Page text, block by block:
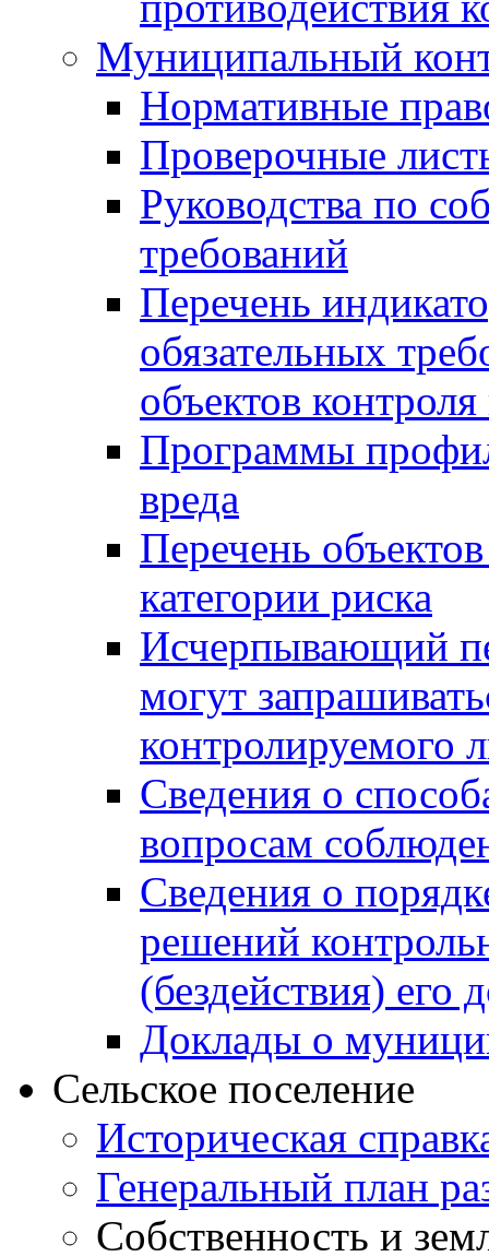
Муниципальный
Нормативные
Проверочные
Руководства по
требований
Перечень
обязательных
объектов
Программы
вреда
Перечень
категории риска
Исчерпывающий
могут
контролируемого
Сведения о
вопросам
Сведения о
решений
(бездействия)
Доклады о
Сельское поселение
Историческая
Генеральный план
Собственность и